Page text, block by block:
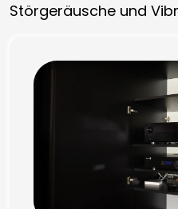
Störgeräusche und